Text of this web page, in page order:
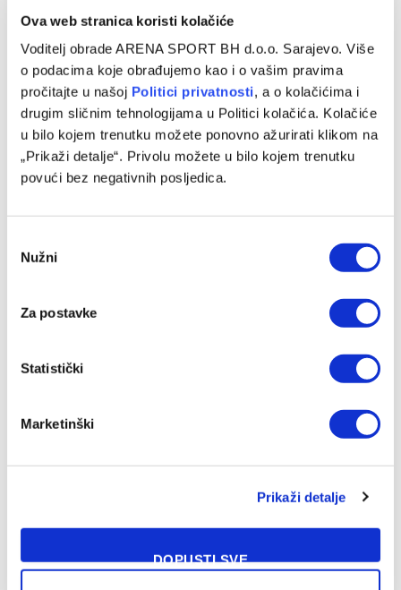
Ova web stranica koristi kolačiće
Voditelj obrade ARENA SPORT BH d.o.o. Sarajevo. Više
o podacima koje obrađujemo kao i o vašim pravima
pročitajte u našoj Politici privatnosti, a o kolačićima i
drugim sličnim tehnologijama u Politici kolačića. Kolačiće
u bilo kojem trenutku možete ponovno ažurirati klikom na
„Prikaži detalje“. Privolu možete u bilo kojem trenutku
povući bez negativnih posljedica.
Selection
Nužni
Za postavke
Statistički
Marketinški
Prikaži detalje
DOPUSTI SVE
Barbarez: Da su odabrali drugu reprezentaciju onda bi
‘birali’, a ne pripadali
06/08/2026
Određene početne postave za meč Borac – Vitebsk u
Banjaluci